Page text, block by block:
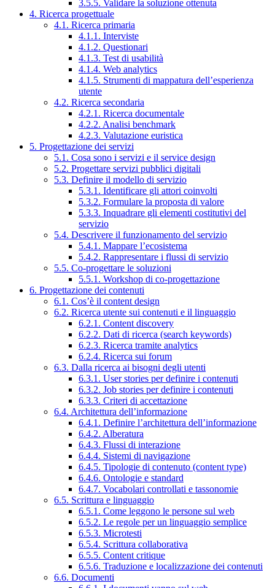
3.5.5. Validare la soluzione ottenuta
4. Ricerca progettuale
4.1. Ricerca primaria
4.1.1. Interviste
4.1.2. Questionari
4.1.3. Test di usabilità
4.1.4. Web analytics
4.1.5. Strumenti di mappatura dell’esperienza
utente
4.2. Ricerca secondaria
4.2.1. Ricerca documentale
4.2.2. Analisi benchmark
4.2.3. Valutazione euristica
5. Progettazione dei servizi
5.1. Cosa sono i servizi e il service design
5.2. Progettare servizi pubblici digitali
5.3. Definire il modello di servizio
5.3.1. Identificare gli attori coinvolti
5.3.2. Formulare la proposta di valore
5.3.3. Inquadrare gli elementi costitutivi del
servizio
5.4. Descrivere il funzionamento del servizio
5.4.1. Mappare l’ecosistema
5.4.2. Rappresentare i flussi di servizio
5.5. Co-progettare le soluzioni
5.5.1. Workshop di co-progettazione
6. Progettazione dei contenuti
6.1. Cos’è il content design
6.2. Ricerca utente sui contenuti e il linguaggio
6.2.1. Content discovery
6.2.2. Dati di ricerca (search keywords)
6.2.3. Ricerca tramite analytics
6.2.4. Ricerca sui forum
6.3. Dalla ricerca ai bisogni degli utenti
6.3.1. User stories per definire i contenuti
6.3.2. Job stories per definire i contenuti
6.3.3. Criteri di accettazione
6.4. Architettura dell’informazione
6.4.1. Definire l’architettura dell’informazione
6.4.2. Alberatura
6.4.3. Flussi di interazione
6.4.4. Sistemi di navigazione
6.4.5. Tipologie di contenuto (content type)
6.4.6. Ontologie e standard
6.4.7. Vocabolari controllati e tassonomie
6.5. Scrittura e linguaggio
6.5.1. Come leggono le persone sul web
6.5.2. Le regole per un linguaggio semplice
6.5.3. Microtesti
6.5.4. Scrittura collaborativa
6.5.5. Content critique
6.5.6. Traduzione e localizzazione dei contenuti
6.6. Documenti